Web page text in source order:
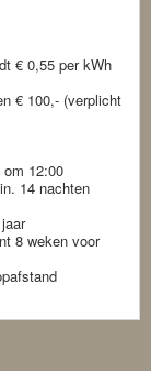
€ 0,55 per kWh
€ 100,- (verplicht
12:00
14 nachten
8 weken voor